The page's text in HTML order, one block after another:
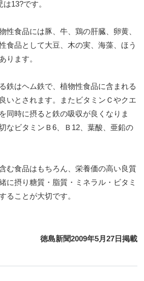
13?です。
性食品には豚、牛、鶏の肝臓、卵黄、
食品として大豆、木の実、海藻、ほう
ります。
鉄はヘム鉄で、植物性食品に含まれる
いとされます。またビタミンＣやクエ
同時に摂ると鉄の吸収が良くなりま
なビタミンＢ6、Ｂ12、葉酸、亜鉛の
む食品はもちろん、栄養価の高い良質
に摂り糖質・脂質・ミネラル・ビタミ
ることが大切です。
徳島新聞2009年5月27日掲載